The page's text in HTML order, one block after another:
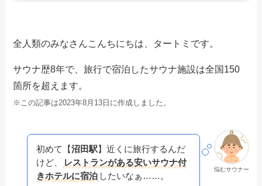
全人類のみなさんこんちにちは、タートミです。
サウナ歴8年で、旅行で宿泊したサウナ施設は全国150
箇所を超えます。
※この記事は2023年8月13日に作成しました。
悩むサウナー
初めて【沼田駅】近くに旅行するんだ
けど、
レストランがある安いサウナ付
きホテルに宿泊 したいなぁ……。